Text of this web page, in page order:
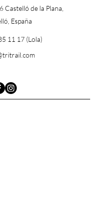
Castelló de la Plana,
España
11 17 (Lola)